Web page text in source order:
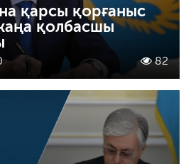
қарсы қорғаныс
қолбасшы
82